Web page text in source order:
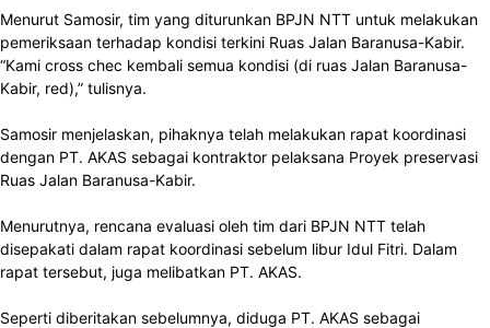
Menurut Samosir, tim yang diturunkan BPJN NTT untuk melakukan
pemeriksaan terhadap kondisi terkini Ruas Jalan Baranusa-Kabir.
“Kami cross chec kembali semua kondisi (di ruas Jalan Baranusa-
Kabir, red),” tulisnya.
Samosir menjelaskan, pihaknya telah melakukan rapat koordinasi
dengan PT. AKAS sebagai kontraktor pelaksana Proyek preservasi
Ruas Jalan Baranusa-Kabir.
Menurutnya, rencana evaluasi oleh tim dari BPJN NTT telah
disepakati dalam rapat koordinasi sebelum libur Idul Fitri. Dalam
rapat tersebut, juga melibatkan PT. AKAS.
Seperti diberitakan sebelumnya, diduga PT. AKAS sebagai